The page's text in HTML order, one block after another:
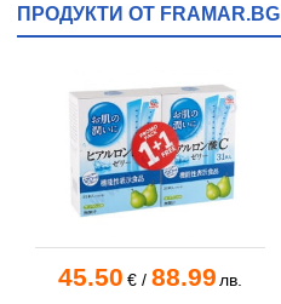
ПРОДУКТИ ОТ FRAMAR.BG
45.50 €/ 88.99 лв.